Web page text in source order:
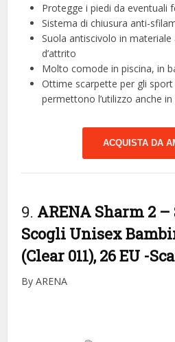
Protegge i piedi da eventuali
Sistema di chiusura anti-
Suola antiscivolo in
d’attrito
Molto comode in piscina, in
Ottime scarpette per gli sport
permettono l’utilizzo anche in
ACQUISTA DA
9. ARENA Sharm 2 –
Scogli Unisex
(Clear 011), 26 EU -
By ARENA